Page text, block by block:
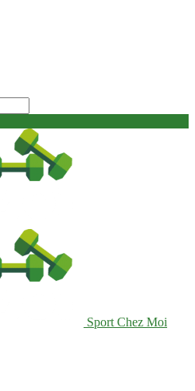
Sport Chez Moi